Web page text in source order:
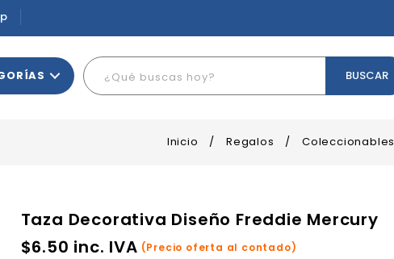
Inicio / Regalos / Coleccionables
Taza Decorativa Diseño Freddie Mercury
$6.50 inc. IVA (Precio oferta al contado)